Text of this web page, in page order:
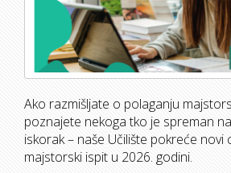
Ako razmišljate o polaganju
poznajete nekoga tko je spreman
iskorak – naše Učilište pokreće novi
majstorski ispit u 2026. godini.